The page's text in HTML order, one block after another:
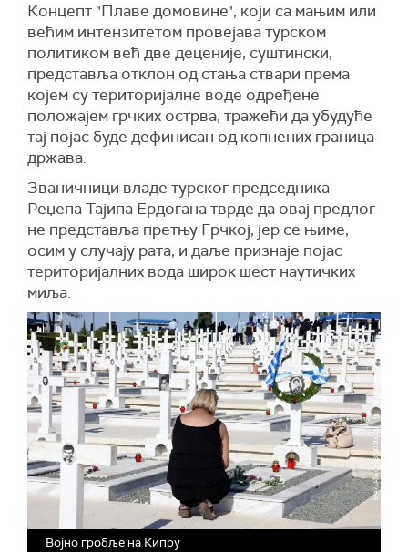
Концепт "Плаве домовине", који са мањим или
већим интензитетом провејава турском
политиком већ две деценије, суштински,
представља отклон од стања ствари према
којем су територијалне воде одређене
положајем грчких острва, тражећи да убудуће
тај појас буде дефинисан од копнених граница
држава.
Званичници владе турског председника
Реџепа Тајипа Ердогана тврде да овај предлог
не представља претњу Грчкој, јер се њиме,
осим у случају рата, и даље признаје појас
територијалних вода широк шест наутичких
миља.
Војно гробље на Кипру